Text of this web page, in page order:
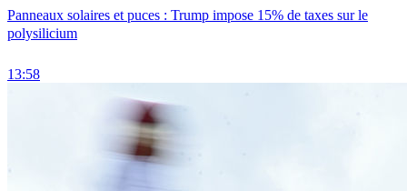
Panneaux solaires et puces : Trump impose 15% de taxes sur le
polysilicium
13:58